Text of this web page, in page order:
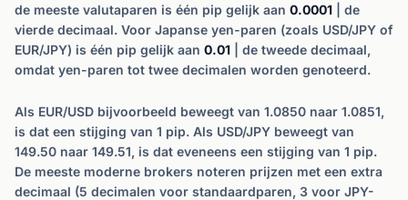
de meeste valutaparen is één pip gelijk aan 0.0001 | de
vierde decimaal. Voor Japanse yen-paren (zoals USD/JPY of
EUR/JPY) is één pip gelijk aan 0.01 | de tweede decimaal,
omdat yen-paren tot twee decimalen worden genoteerd.
Als EUR/USD bijvoorbeeld beweegt van 1.0850 naar 1.0851,
is dat een stijging van 1 pip. Als USD/JPY beweegt van
149.50 naar 149.51, is dat eveneens een stijging van 1 pip.
De meeste moderne brokers noteren prijzen met een extra
decimaal (5 decimalen voor standaardparen, 3 voor JPY-